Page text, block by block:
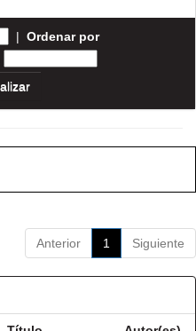
| Ordenar por
Anterior 1 Siguiente